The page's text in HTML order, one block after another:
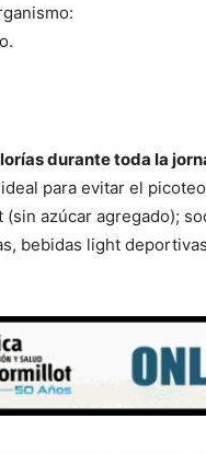
durante toda la
para evitar el
azúcar agregado);
bebidas light